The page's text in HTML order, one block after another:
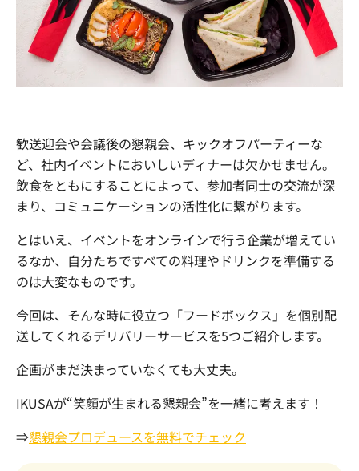
閉じる
歓送迎会や会議後の懇親会、キックオフパーティーな
ど、社内イベントにおいしいディナーは欠かせません。
飲食をともにすることによって、参加者同士の交流が深
まり、コミュニケーションの活性化に繋がります。
とはいえ、イベントをオンラインで行う企業が増えてい
るなか、自分たちですべての料理やドリンクを準備する
のは大変なものです。
今回は、そんな時に役立つ「フードボックス」を個別配
送してくれるデリバリーサービスを5つご紹介します。
企画がまだ決まっていなくても大丈夫。
IKUSAが“笑顔が生まれる懇親会”を一緒に考えます！
⇒懇親会プロデュースを無料でチェック